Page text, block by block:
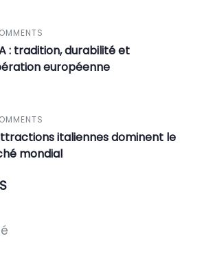
: tradition, durabilité et
européenne
italiennes dominent le
mondial